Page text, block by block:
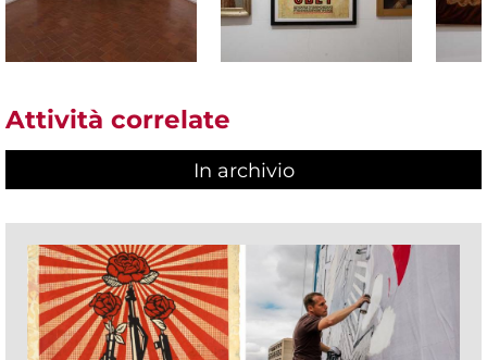
Attività correlate
In archivio